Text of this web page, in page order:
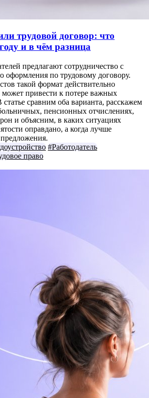
трудовой договор: что
и в чём разница
предлагают сотрудничество с
оформления по трудовому договору.
такой формат действительно
может привести к потере важных
сравним оба варианта, расскажем
пенсионных отчислениях,
и объясним, в каких ситуациях
оправдано, а когда лучше
предложения.
#Работодатель
право